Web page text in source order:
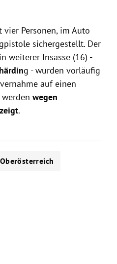
vier Personen, im Auto
sichergestellt. Der
weiterer Insasse (16) -
g - wurden vorläufig
auf einen
wegen
.